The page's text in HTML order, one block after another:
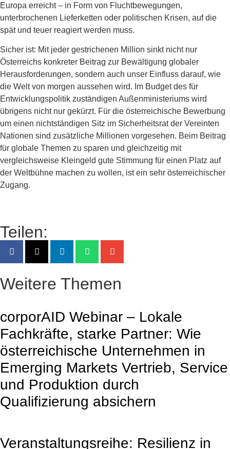
Europa erreicht – in Form von Fluchtbewegungen,
unterbrochenen Lieferketten oder politischen Krisen, auf die
spät und teuer reagiert werden muss.
Sicher ist: Mit jeder gestrichenen Million sinkt nicht nur
Österreichs konkreter Beitrag zur Bewältigung globaler
Herausforderungen, sondern auch unser Einfluss darauf, wie
die Welt von morgen aussehen wird. Im Budget des für
Entwicklungspolitik zuständigen Außenministeriums wird
übrigens nicht nur gekürzt. Für die österreichische Bewerbung
um einen nichtständigen Sitz im Sicherheitsrat der Vereinten
Nationen sind zusätzliche Millionen vorgesehen. Beim Beitrag
für globale Themen zu sparen und gleichzeitig mit
vergleichsweise Kleingeld gute Stimmung für einen Platz auf
der Weltbühne machen zu wollen, ist ein sehr österreichischer
Zugang.
Teilen:
Weitere Themen
corporAID Webinar – Lokale
Fachkräfte, starke Partner: Wie
österreichische Unternehmen in
Emerging Markets Vertrieb, Service
und Produktion durch
Qualifizierung absichern
Veranstaltungsreihe: Resilienz in